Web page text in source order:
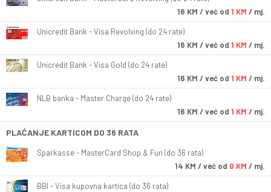
16 KM / već od 1 KM / mj.
Unicredit Bank - Visa Revolving (do 24 rate)
16 KM / već od 1 KM / mj.
Unicredit Bank - Visa Gold (do 24 rate)
16 KM / već od 1 KM / mj.
NLB banka - Master Charge (do 24 rate)
16 KM / već od 1 KM / mj.
PLAĆANJE KARTICOM DO 36 RATA
Sparkasse - MasterCard Shop & Fun (do 36 rata)
14 KM / već od 0 KM / mj.
BBI - Visa kupovna kartica (do 36 rata)